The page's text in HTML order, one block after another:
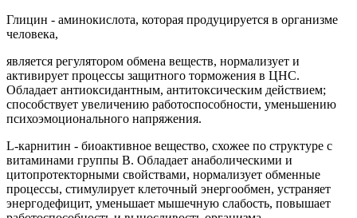
Глицин - аминокислота, которая продуцируется в организме
человека,
является регулятором обмена веществ, нормализует и
активирует процессы защитного торможения в ЦНС.
Обладает антиоксидантным, антитоксическим действием;
способствует увеличению работоспособности, уменьшению
психоэмоционального напряжения.
L-карнитин - биоактивное вещество, схожее по структуре с
витаминами группы В. Обладает анаболическими и
цитопротекторными свойствами, нормализует обменные
процессы, стимулирует клеточный энергообмен, устраняет
энергодефицит, уменьшает мышечную слабость, повышает